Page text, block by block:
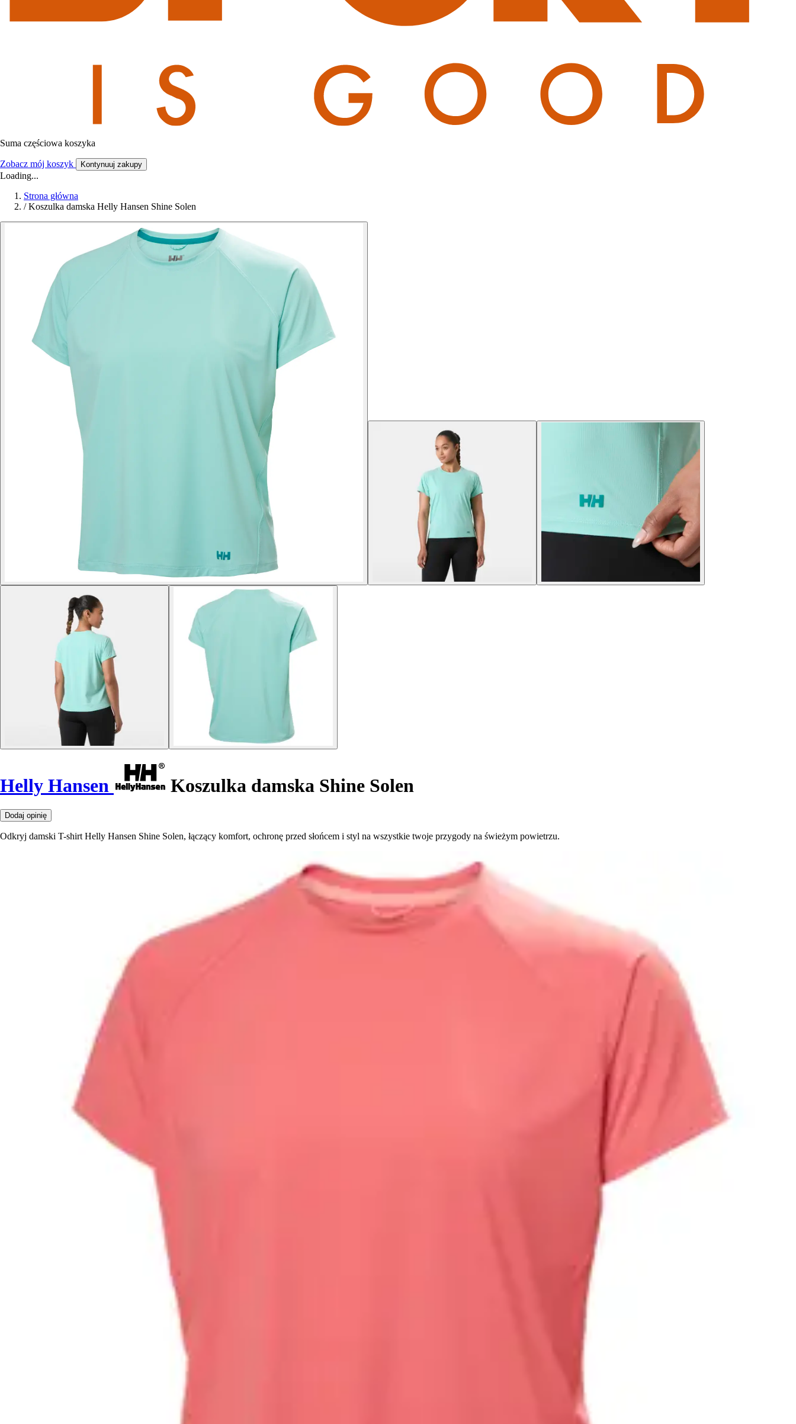
Suma częściowa koszyka
Zobacz mój koszyk Kontynuuj zakupy
Loading...
Strona główna
/ Koszulka damska Helly Hansen Shine Solen
Helly Hansen Koszulka damska Shine Solen
Dodaj opinię
Odkryj damski T-shirt Helly Hansen Shine Solen, łączący komfort, ochronę przed słońcem i styl na wszystkie twoje przygody na świeżym powietrzu.